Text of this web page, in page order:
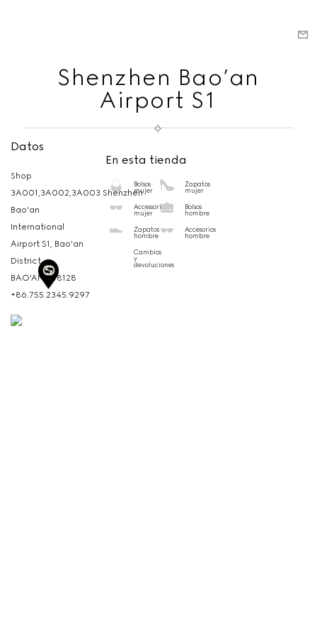
Shenzhen Bao’an
Airport S1
Datos
Shop
3A001,3A002,3A003 Shenzhen
Bao'an
International
Airport S1, Bao'an
District
BAO'AN, 518128
+86.755.2345.9297
En esta tienda
Bolsos
mujer
Zapatos
mujer
Accessorios
mujer
Bolsos
hombre
Zapatos
hombre
Accesorios
hombre
Cambios
y
devoluciones